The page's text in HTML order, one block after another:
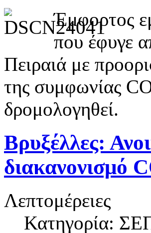
Έμφορτος
που έφυγε
Πειραιά με
της συμφωνίας
δρομολογηθεί.
Βρυξέλλες:
διακανονισμό
Λεπτομέρειες
Κατηγορία: